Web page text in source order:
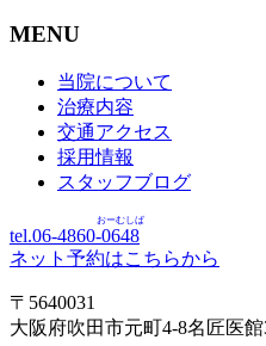
MENU
当院について
治療内容
交通アクセス
採用情報
スタッフブログ
tel.06-4860-0648
おーむしば
ネット予約はこちらから
〒5640031
大阪府吹田市元町4-8名匠医